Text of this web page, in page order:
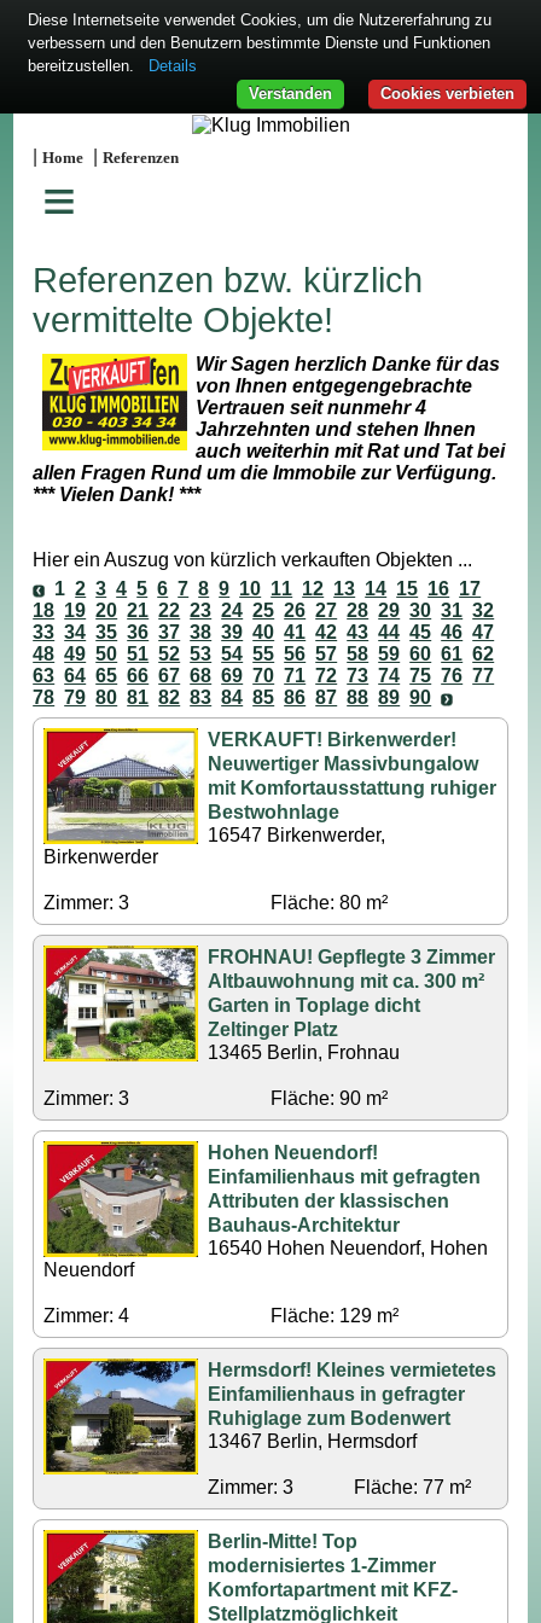
|Home |Referenzen
≡
Referenzen bzw. kürzlich
vermittelte Objekte!
Wir Sagen herzlich Danke für das
von Ihnen entgegengebrachte
Vertrauen seit nunmehr 4
Jahrzehnten und stehen Ihnen
auch weiterhin mit Rat und Tat bei
allen Fragen Rund um die Immobile zur Verfügung.
*** Vielen Dank! ***
Hier ein Auszug von kürzlich verkauften Objekten ...
1 2 3 4 5 6 7 8 9 10 11 12 13 14 15 16 17
18 19 20 21 22 23 24 25 26 27 28 29 30 31 32
33 34 35 36 37 38 39 40 41 42 43 44 45 46 47
48 49 50 51 52 53 54 55 56 57 58 59 60 61 62
63 64 65 66 67 68 69 70 71 72 73 74 75 76 77
78 79 80 81 82 83 84 85 86 87 88 89 90
VERKAUFT! Birkenwerder!
Neuwertiger Massivbungalow
mit Komfortausstattung ruhiger
Bestwohnlage
16547 Birkenwerder,
Birkenwerder
Zimmer: 3 Fläche: 80 m²
FROHNAU! Gepflegte 3 Zimmer
Altbauwohnung mit ca. 300 m²
Garten in Toplage dicht
Zeltinger Platz
13465 Berlin, Frohnau
Zimmer: 3 Fläche: 90 m²
Hohen Neuendorf!
Einfamilienhaus mit gefragten
Attributen der klassischen
Bauhaus-Architektur
16540 Hohen Neuendorf, Hohen
Neuendorf
Zimmer: 4 Fläche: 129 m²
Hermsdorf! Kleines vermietetes
Einfamilienhaus in gefragter
Ruhiglage zum Bodenwert
13467 Berlin, Hermsdorf
Zimmer: 3 Fläche: 77 m²
Berlin-Mitte! Top
modernisiertes 1-Zimmer
Komfortapartment mit KFZ-
Stellplatzmöglichkeit
Diese Internetseite verwendet Cookies, um die Nutzererfahrung zu
verbessern und den Benutzern bestimmte Dienste und Funktionen
bereitzustellen.
Details
Cookies verbieten
Verstanden